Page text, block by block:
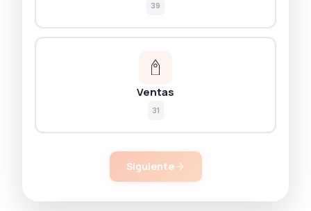
39
Ventas
31
Siguiente